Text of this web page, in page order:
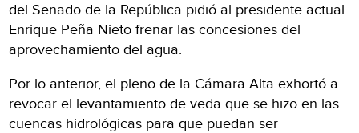
del Senado de la República pidió al presidente actual
Enrique Peña Nieto frenar las concesiones del
aprovechamiento del agua.
Por lo anterior, el pleno de la Cámara Alta exhortó a
revocar el levantamiento de veda que se hizo en las
cuencas hidrológicas para que puedan ser